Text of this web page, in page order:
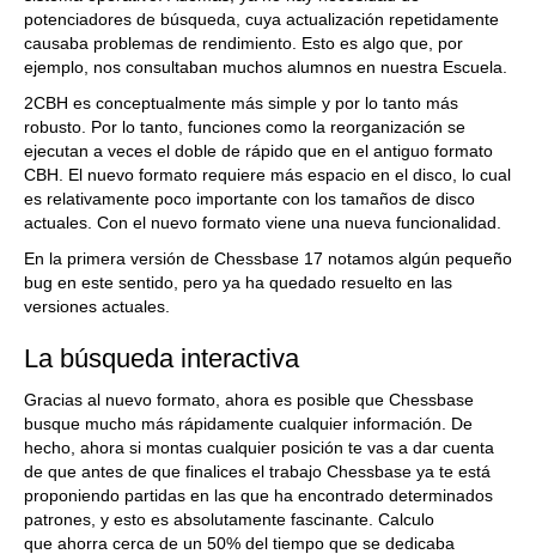
potenciadores de búsqueda, cuya actualización repetidamente
causaba problemas de rendimiento. Esto es algo que, por
ejemplo, nos consultaban muchos alumnos en nuestra Escuela.
2CBH es conceptualmente más simple y por lo tanto más
robusto. Por lo tanto, funciones como la reorganización se
ejecutan a veces el doble de rápido que en el antiguo formato
CBH. El nuevo formato requiere más espacio en el disco, lo cual
es relativamente poco importante con los tamaños de disco
actuales. Con el nuevo formato viene una nueva funcionalidad.
En la primera versión de Chessbase 17 notamos algún pequeño
bug en este sentido, pero ya ha quedado resuelto en las
versiones actuales.
La búsqueda interactiva
Gracias al nuevo formato, ahora es posible que Chessbase
busque mucho más rápidamente cualquier información. De
hecho, ahora si montas cualquier posición te vas a dar cuenta
de que antes de que finalices el trabajo Chessbase ya te está
proponiendo partidas en las que ha encontrado determinados
patrones, y esto es absolutamente fascinante. Calculo
que ahorra cerca de un 50% del tiempo que se dedicaba